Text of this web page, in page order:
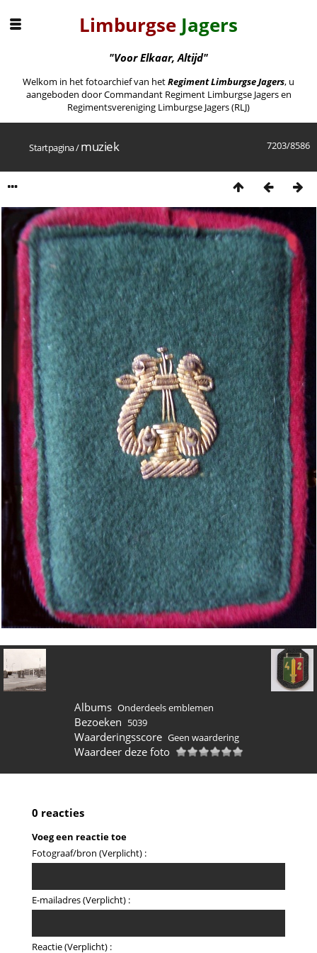
Limburgse Jagers
"Voor Elkaar, Altijd"
Welkom in het fotoarchief van hetRegiment Limburgse Jagers, u
aangeboden door Commandant Regiment Limburgse Jagers en
Regimentsvereniging Limburgse Jagers (RLJ)
7203/8586
Startpagina/muziek
Albums Onderdeels emblemen
Bezoeken 5039
Waarderingsscore Geen waardering
Waardeer deze foto
0 reacties
Voeg een reactie toe
Fotograaf/bron (Verplicht) :
E-mailadres (Verplicht) :
Reactie (Verplicht) :